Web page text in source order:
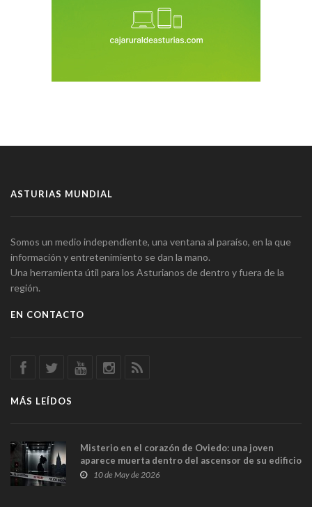
ASTURIAS MUNDIAL
Somos un medio independiente, una ventana al paraíso, en la que
información y entretenimiento se dan la mano.
Una herramienta útil para los Asturianos de dentro y fuera de la
región.
EN CONTACTO
MÁS LEÍDOS
Misterio en el corazón de Oviedo: una joven
aparece muerta dentro del ascensor de su edificio
y las cámaras captan sus últimos minutos
10 de May de 2026